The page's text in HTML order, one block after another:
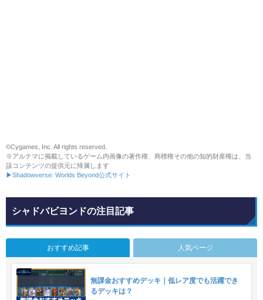
©Cygames, Inc. All rights reserved.
※アルテマに掲載しているゲーム内画像の著作権、商標権その他の知的財産権は、当
該コンテンツの提供元に帰属します
▶Shadowverse: Worlds Beyond公式サイト
シャドバビヨンドの注目記事
おすすめ記事 人気ページ
無課金おすすめデッキ｜低レア度でも活躍でき
るデッキは？